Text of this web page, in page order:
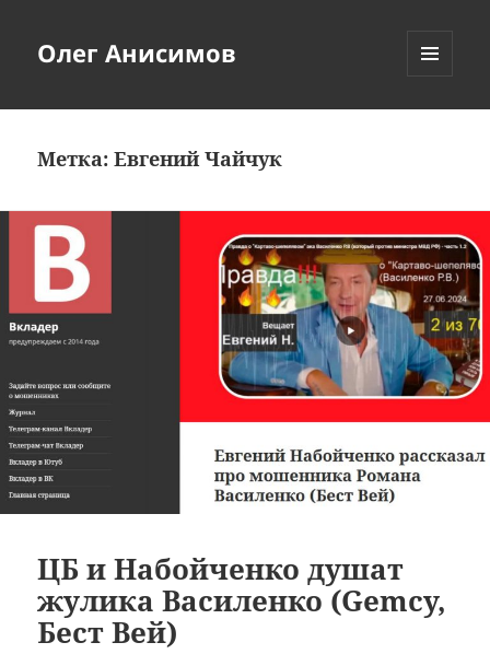
Олег Анисимов
Метка:Евгений Чайчук
ЦБ и Набойченко душат
жулика Василенко (Gemcy,
Бест Вей)